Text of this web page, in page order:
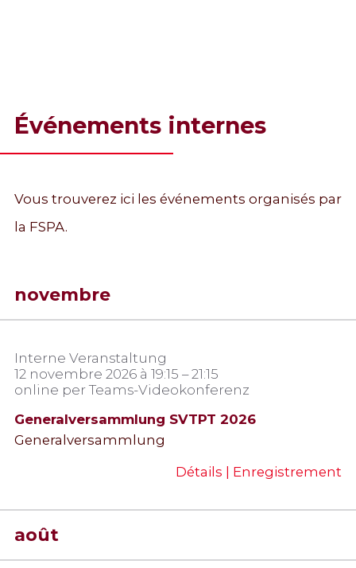
Événements internes
Vous trouverez ici les événements organisés par
la FSPA.
novembre
Interne Veranstaltung
12 novembre 2026 à 19:15 – 21:15
online per Teams-Videokonferenz
Generalversammlung SVTPT 2026
Generalversammlung
Détails | Enregistrement
août